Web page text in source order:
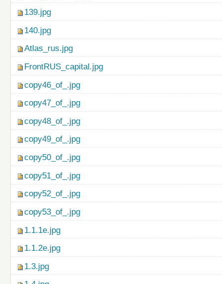
139.jpg
140.jpg
Atlas_rus.jpg
FrontRUS_capital.jpg
copy46_of_.jpg
copy47_of_.jpg
copy48_of_.jpg
copy49_of_.jpg
copy50_of_.jpg
copy51_of_.jpg
copy52_of_.jpg
copy53_of_.jpg
1.1.1e.jpg
1.1.2e.jpg
1.3.jpg